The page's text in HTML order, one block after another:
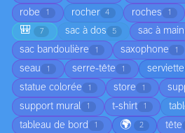
robe 1 rocher 4 roches 1
🎒 7 sac à dos 5 sac à main
sac bandoulière 1 saxophone 1
seau 1 serre-tête 1 serviette
statue colorée 1 store 1
support mural 1 t-shirt 1
tableau de bord 1 🌍 2 tête